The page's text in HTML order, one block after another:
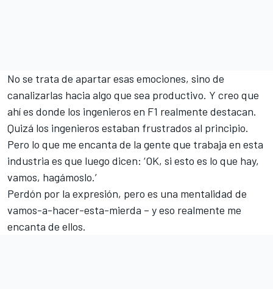
No se trata de apartar esas emociones, sino de
canalizarlas hacia algo que sea productivo. Y creo que
ahí es donde los ingenieros en F1 realmente destacan.
Quizá los ingenieros estaban frustrados al principio.
Pero lo que me encanta de la gente que trabaja en esta
industria es que luego dicen: ‘OK, si esto es lo que hay,
vamos, hagámoslo.’
Perdón por la expresión, pero es una mentalidad de
vamos-a-hacer-esta-mierda – y eso realmente me
encanta de ellos.